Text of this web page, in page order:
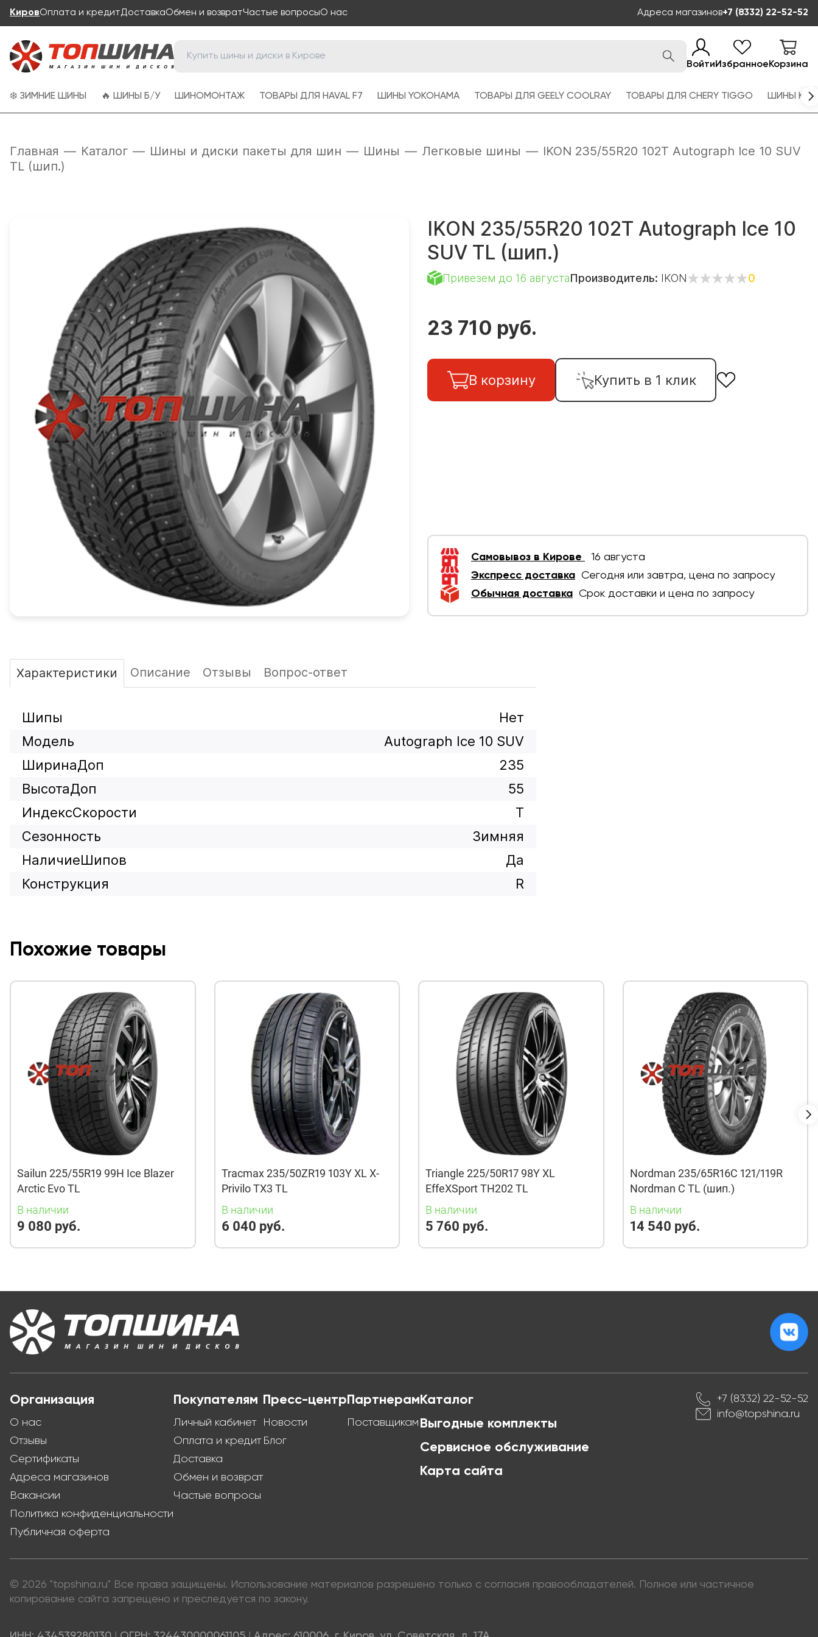
КировОплата и кредитДоставкаОбмен и возвратЧастые вопросыО нас Адреса магазинов+7 (8332) 22-52-52
ВойтиИзбранноеКорзина
❄️ ЗИМНИЕ ШИНЫ 🔥 ШИНЫ Б/У ШИНОМОНТАЖ ТОВАРЫ ДЛЯ HAVAL F7 ШИНЫ YOKOHAMA ТОВАРЫ ДЛЯ GEELY COOLRAY ТОВАРЫ ДЛЯ CHERY TIGGO ШИНЫ
Главная — Каталог — Шины и диски пакеты для шин — Шины — Легковые шины — IKON 235/55R20 102T Autograph Ice 10 SUV
TL (шип.)
IKON 235/55R20 102T Autograph Ice 10
SUV TL (шип.)
Привезем до 16 августаПроизводитель: IKON 0
23 710 руб.
В корзину Купить в 1 клик
Самовывоз в Кирове
16 августа
Экспресс доставка Сегодня или завтра, цена по запросу
Обычная доставка Срок доставки и цена по запросу
Характеристики Описание Отзывы Вопрос-ответ
Шипы
Нет
Модель
Autograph Ice 10 SUV
ШиринаДоп
235
ВысотаДоп
55
ИндексСкорости
T
Сезонность
Зимняя
НаличиеШипов
Да
Конструкция
R
Похожие товары
Sailun 225/55R19 99H Ice Blazer
Arctic Evo TL
В наличии
9 080 руб.
Tracmax 235/50ZR19 103Y XL X-
Privilo TX3 TL
В наличии
6 040 руб.
Triangle 225/50R17 98Y XL
EffeXSport TH202 TL
В наличии
5 760 руб.
Nordman 235/65R16C 121/119R
Nordman C TL (шип.)
В наличии
14 540 руб.
Организация
О нас
Отзывы
Сертификаты
Адреса магазинов
Вакансии
Политика конфиденциальности
Публичная оферта
Покупателям
Личный кабинет
Оплата и кредит
Доставка
Обмен и возврат
Частые вопросы
Пресс-центр
Новости
Блог
Партнерам
Поставщикам
Каталог
Выгодные комплекты
Сервисное обслуживание
Карта сайта
+7 (8332) 22-52-52
info@topshina.ru
© 2026 "topshina.ru" Все права защищены. Использование материалов разрешено только с согласия правообладателей. Полное или частичное
копирование сайта запрещено и преследуется по закону.